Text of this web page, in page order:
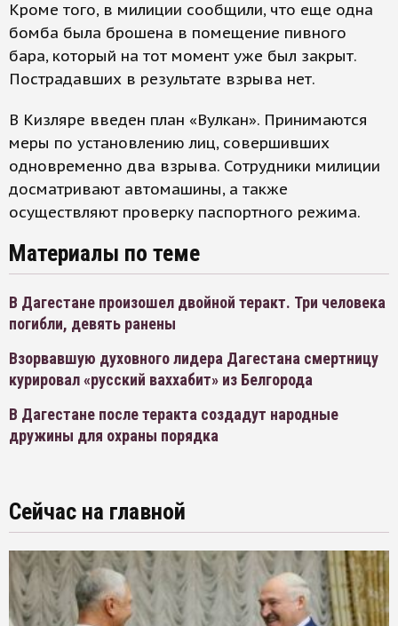
Кроме того, в милиции сообщили, что еще одна
бомба была брошена в помещение пивного
бара, который на тот момент уже был закрыт.
Пострадавших в результате взрыва нет.
В Кизляре введен план «Вулкан». Принимаются
меры по установлению лиц, совершивших
одновременно два взрыва. Сотрудники милиции
досматривают автомашины, а также
осуществляют проверку паспортного режима.
Материалы по теме
В Дагестане произошел двойной теракт. Три человека
погибли, девять ранены
Взорвавшую духовного лидера Дагестана смертницу
курировал «русский ваххабит» из Белгорода
В Дагестане после теракта создадут народные
дружины для охраны порядка
Сейчас на главной